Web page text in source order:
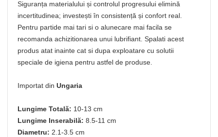
Siguranța materialului și controlul progresului elimină
incertitudinea; investești în consistență și confort real.
Pentru partide mai tari si o alunecare mai facila se
recomanda achizitionarea unui lubrifiant. Spalati acest
produs atat inainte cat si dupa exploatare cu solutii
speciale de igiena pentru astfel de produse.
Importat din Ungaria
Lungime Totală: 10-13 cm
Lungime Inserabilă: 8.5-11 cm
Diametru: 2.1-3.5 cm